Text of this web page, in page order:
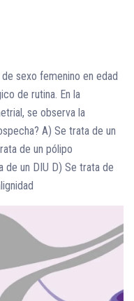
sexo femenino en edad
de rutina. En la
se observa la
A) Se trata de un
de un pólipo
de un DIU D) Se trata de